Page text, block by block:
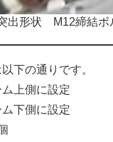
出形状 M12締結ボ
下の通りです。
上側に設定
下側に設定